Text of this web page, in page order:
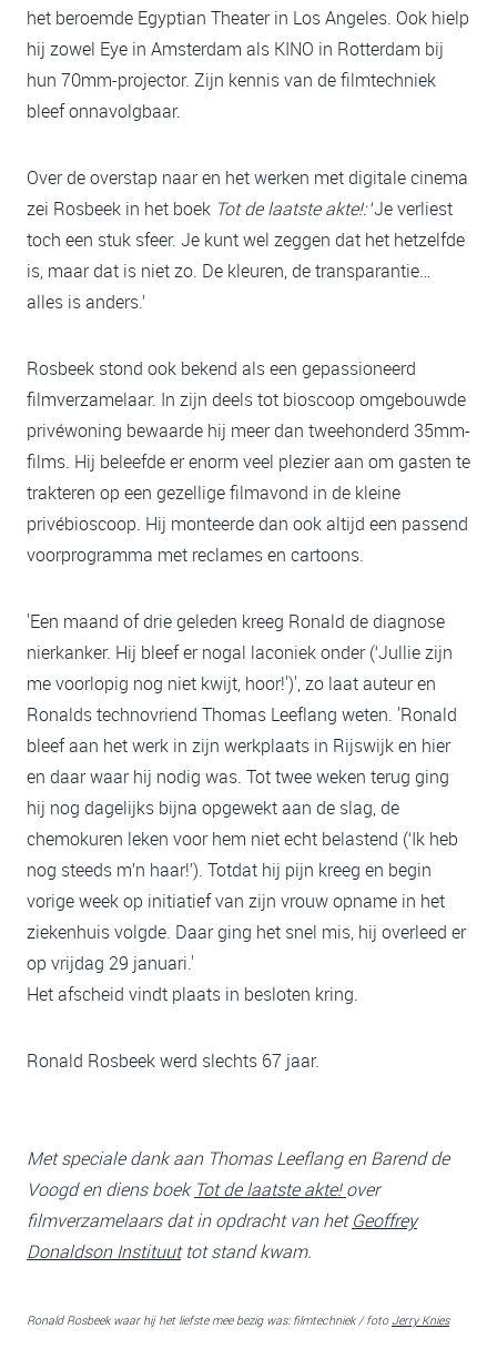
het beroemde Egyptian Theater in Los Angeles. Ook hielp
hij zowel Eye in Amsterdam als KINO in Rotterdam bij
hun 70mm-projector. Zijn kennis van de filmtechniek
bleef onnavolgbaar.
Over de overstap naar en het werken met digitale cinema
zei Rosbeek in het boek Tot de laatste akte!:‘Je verliest
toch een stuk sfeer. Je kunt wel zeggen dat het hetzelfde
is, maar dat is niet zo. De kleuren, de transparantie…
alles is anders.’
Rosbeek stond ook bekend als een gepassioneerd
filmverzamelaar. In zijn deels tot bioscoop omgebouwde
privéwoning bewaarde hij meer dan tweehonderd 35mm-
films. Hij beleefde er enorm veel plezier aan om gasten te
trakteren op een gezellige filmavond in de kleine
privébioscoop. Hij monteerde dan ook altijd een passend
voorprogramma met reclames en cartoons.
'Een maand of drie geleden kreeg Ronald de diagnose
nierkanker. Hij bleef er nogal laconiek onder (‘Jullie zijn
me voorlopig nog niet kwijt, hoor!')', zo laat auteur en
Ronalds technovriend Thomas Leeflang weten. 'Ronald
bleef aan het werk in zijn werkplaats in Rijswijk en hier
en daar waar hij nodig was. Tot twee weken terug ging
hij nog dagelijks bijna opgewekt aan de slag, de
chemokuren leken voor hem niet echt belastend (‘Ik heb
nog steeds m’n haar!’). Totdat hij pijn kreeg en begin
vorige week op initiatief van zijn vrouw opname in het
ziekenhuis volgde. Daar ging het snel mis, hij overleed er
op vrijdag 29 januari.'
Het afscheid vindt plaats in besloten kring.
Ronald Rosbeek werd slechts 67 jaar.
Met speciale dank aan Thomas Leeflang en Barend de
Voogd en diens boek Tot de laatste akte!over
filmverzamelaars dat in opdracht van hetGeoffrey
Donaldson Instituuttot stand kwam.
Ronald Rosbeek waar hij het liefste mee bezig was: filmtechniek / fotoJerry Knies